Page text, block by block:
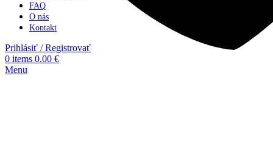
FAQ
O nás
Kontakt
Prihlásiť / Registrovať
0 items 0.00 €
Menu